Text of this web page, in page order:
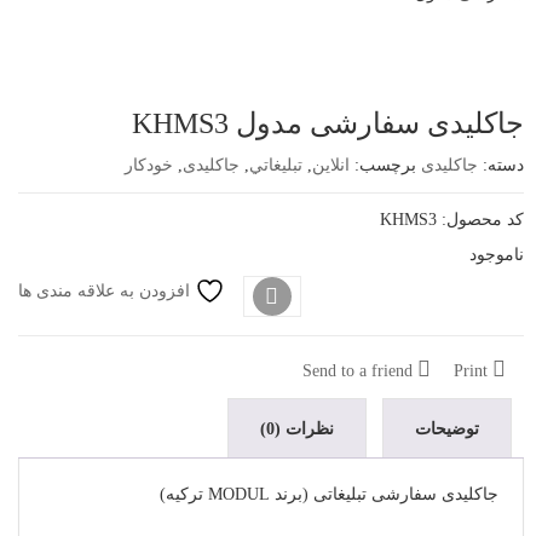
جاکلیدی سفارشی مدول KHMS3
دسته: جاکلیدی برچسب: انلاین تبليغاتي جاکلیدی خودكار
کد محصول: KHMS3
ناموجود
افزودن به علاقه مندی ها
توضیحات نظرات (0)
جاکلیدی سفارشی تبلیغاتی (برند MODUL ترکیه)